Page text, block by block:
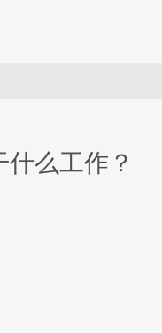
么工作？